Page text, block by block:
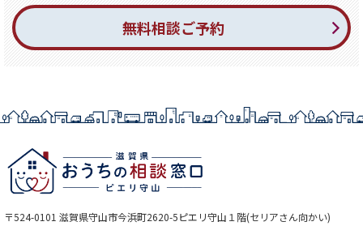
無料相談ご予約
〒524-0101 滋賀県守山市今浜町2620-5ピエリ守山１階(セリアさん向かい)